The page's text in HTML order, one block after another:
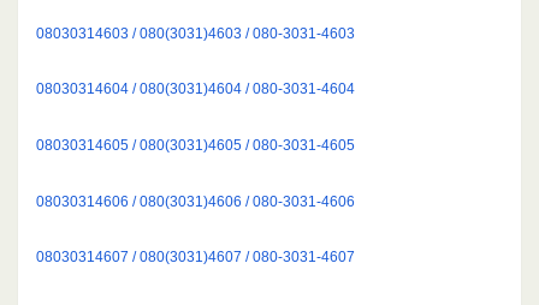
08030314603 / 080(3031)4603 / 080-3031-4603
08030314604 / 080(3031)4604 / 080-3031-4604
08030314605 / 080(3031)4605 / 080-3031-4605
08030314606 / 080(3031)4606 / 080-3031-4606
08030314607 / 080(3031)4607 / 080-3031-4607